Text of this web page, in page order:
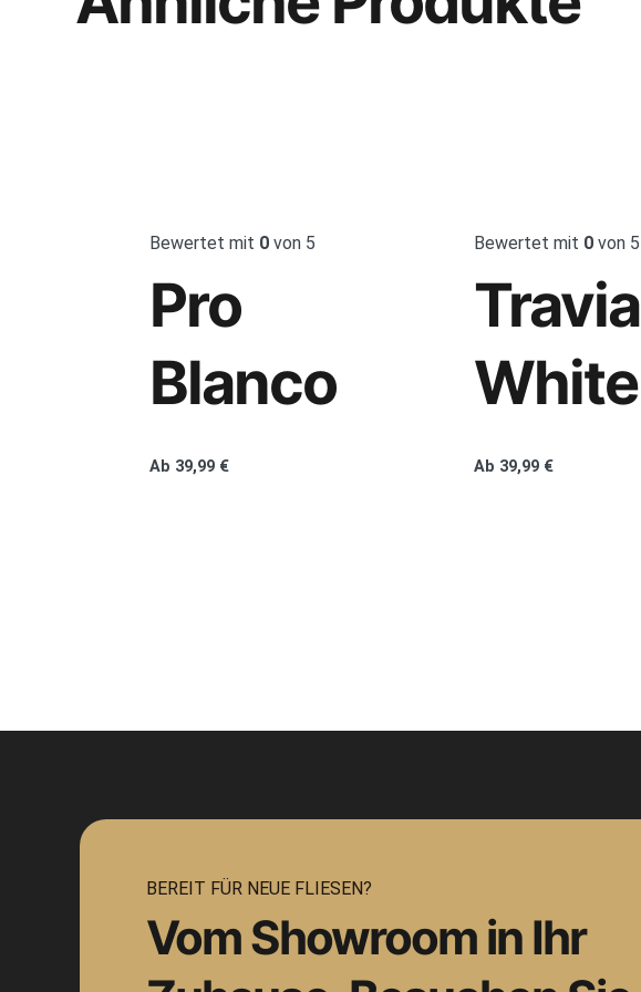
Bewertet mit 0 von 5
Pro
Blanco
Ab 39,99 €
Bewertet mit 0 von 5
Travia
White
Ab 39,99 €
BEREIT FÜR NEUE FLIESEN?
Vom Showroom in Ihr